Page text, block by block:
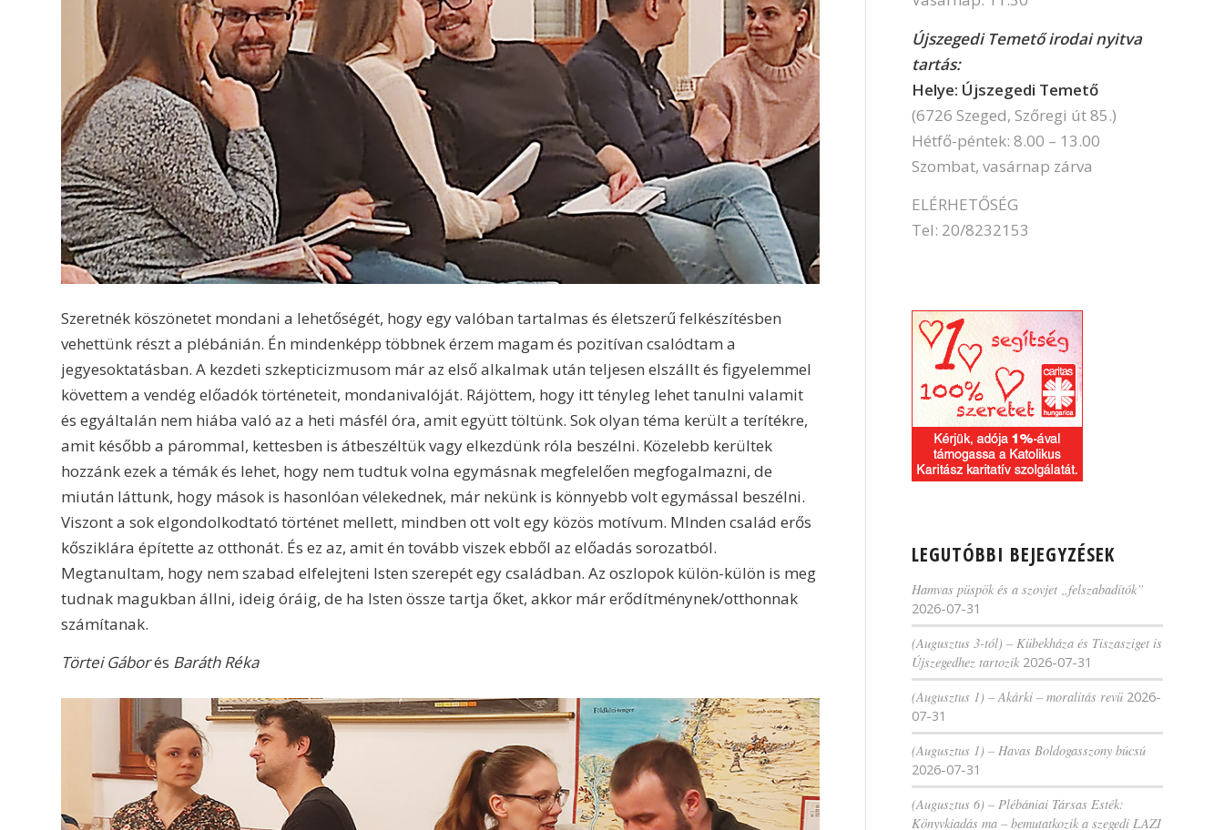
Szeretnék köszönetet mondani a lehetőségét, hogy egy valóban tartalmas és életszerű felkészítésben
vehettünk részt a plébánián. Én mindenképp többnek érzem magam és pozitívan csalódtam a
jegyesoktatásban. A kezdeti szkepticizmusom már az első alkalmak után teljesen elszállt és figyelemmel
követtem a vendég előadók történeteit, mondanivalóját. Rájöttem, hogy itt tényleg lehet tanulni valamit
és egyáltalán nem hiába való az a heti másfél óra, amit együtt töltünk. Sok olyan téma került a terítékre,
amit később a párommal, kettesben is átbeszéltük vagy elkezdünk róla beszélni. Közelebb kerültek
hozzánk ezek a témák és lehet, hogy nem tudtuk volna egymásnak megfelelően megfogalmazni, de
miután láttunk, hogy mások is hasonlóan vélekednek, már nekünk is könnyebb volt egymással beszélni.
Viszont a sok elgondolkodtató történet mellett, mindben ott volt egy közös motívum. MInden család erős
kősziklára építette az otthonát. És ez az, amit én tovább viszek ebből az előadás sorozatból.
Megtanultam, hogy nem szabad elfelejteni Isten szerepét egy családban. Az oszlopok külön-külön is meg
tudnak magukban állni, ideig óráig, de ha Isten össze tartja őket, akkor már erődítménynek/otthonnak
számítanak.
Törtei Gáborés Baráth Réka
Újszegedi Temető irodai nyitva
tartás:
Helye: Újszegedi Temető
(6726 Szeged, Szőregi út 85.)
Hétfő-péntek: 8.00 – 13.00
Szombat, vasárnap zárva
ELÉRHETŐSÉG
Tel: 20/8232153
LEGUTÓBBI BEJEGYZÉSEK
Hamvas püspök és a szovjet „felszabadítók”
2026-07-31
(Augusztus 3-tól) – Kübekháza és Tiszasziget is
Újszegedhez tartozik 2026-07-31
(Augusztus 1) – Akárki – moralitás revü 2026-
07-31
(Augusztus 1) – Havas Boldogasszony búcsú
2026-07-31
(Augusztus 6) – Plébániai Társas Esték:
Könyvkiadás ma – bemutatkozik a szegedi LAZI